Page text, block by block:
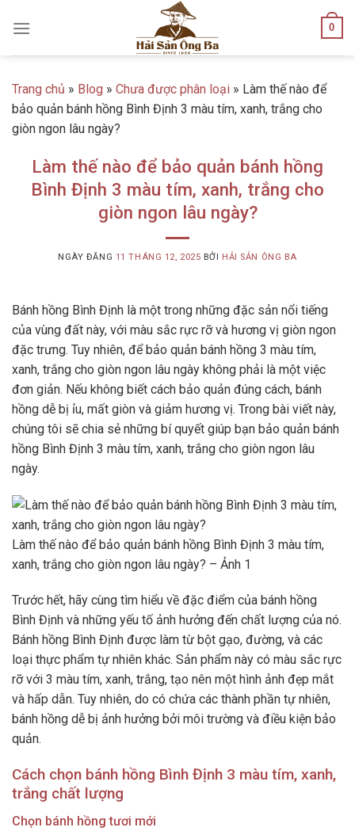
0
Trang chủ » Blog » Chưa được phân loại » Làm thế nào để
bảo quản bánh hồng Bình Định 3 màu tím, xanh, trắng cho
giòn ngon lâu ngày?
Làm thế nào để bảo quản bánh hồng
Bình Định 3 màu tím, xanh, trắng cho
giòn ngon lâu ngày?
NGÀY ĐĂNG 11 THÁNG 12, 2025 BỞI HẢI SẢN ÔNG BA
Bánh hồng Bình Định là một trong những đặc sản nổi tiếng
của vùng đất này, với màu sắc rực rỡ và hương vị giòn ngon
đặc trưng. Tuy nhiên, để bảo quản bánh hồng 3 màu tím,
xanh, trắng cho giòn ngon lâu ngày không phải là một việc
đơn giản. Nếu không biết cách bảo quản đúng cách, bánh
hồng dễ bị ỉu, mất giòn và giảm hương vị. Trong bài viết này,
chúng tôi sẽ chia sẻ những bí quyết giúp bạn bảo quản bánh
hồng Bình Định 3 màu tím, xanh, trắng cho giòn ngon lâu
ngày.
Làm thế nào để bảo quản bánh hồng Bình Định 3 màu tím,
xanh, trắng cho giòn ngon lâu ngày? – Ảnh 1
Trước hết, hãy cùng tìm hiểu về đặc điểm của bánh hồng
Bình Định và những yếu tố ảnh hưởng đến chất lượng của nó.
Bánh hồng Bình Định được làm từ bột gạo, đường, và các
loại thực phẩm tự nhiên khác. Sản phẩm này có màu sắc rực
rỡ với 3 màu tím, xanh, trắng, tạo nên một hình ảnh đẹp mắt
và hấp dẫn. Tuy nhiên, do có chứa các thành phần tự nhiên,
bánh hồng dễ bị ảnh hưởng bởi môi trường và điều kiện bảo
quản.
Cách chọn bánh hồng Bình Định 3 màu tím, xanh,
trắng chất lượng
Chọn bánh hồng tươi mới